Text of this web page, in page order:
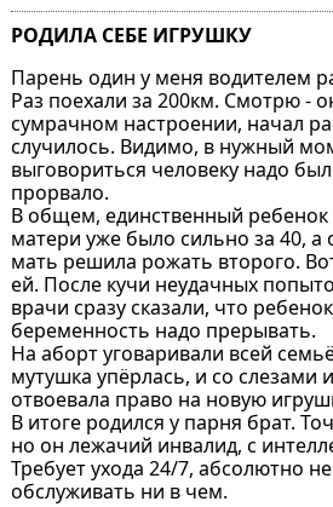
РОДИЛА СЕБЕ ИГРУШКУ
Парень один у меня водителем
Раз поехали за 200км. Смотрю -
сумрачном настроении, начал
случилось. Видимо, в нужный
выговориться человеку надо
прорвало.
В общем, единственный ребенок
матери уже было сильно за 40, а
мать решила рожать второго.
ей. После кучи неудачных
врачи сразу сказали, что
беременность надо прерывать.
На аборт уговаривали всей
мутушка упёрлась, и со слезами
отвоевала право на новую
В итоге родился у парня брат.
но он лежачий инвалид, с
Требует ухода 24/7, абсолютно
обслуживать ни в чем.